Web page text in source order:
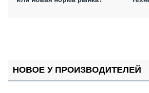
НОВОЕ У ПРОИЗВОДИТЕЛЕЙ